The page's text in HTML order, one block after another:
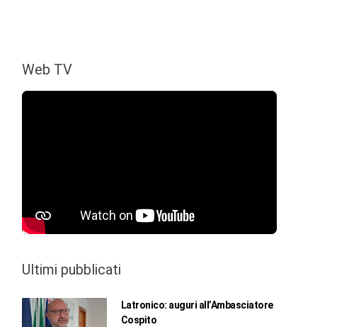
Web TV
Ultimi pubblicati
Latronico: auguri all’Ambasciatore
Cospito